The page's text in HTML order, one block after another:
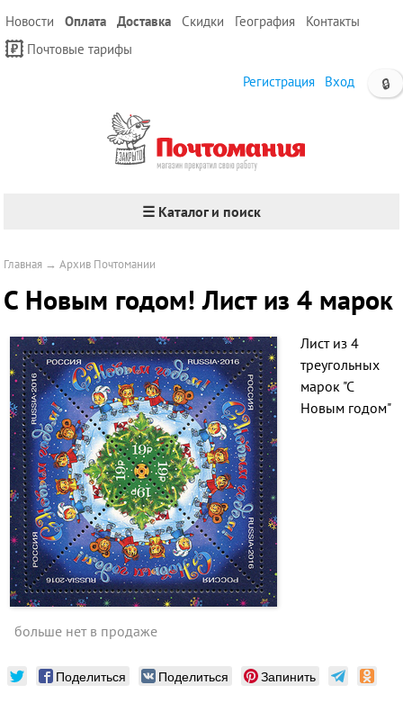
Новости Оплата Доставка Скидки География
Контакты
Почтовые тарифы
🔒
Регистрация Вход
☰ Каталог и поиск
Главная →Архив Почтомании
С Новым годом! Лист из 4 марок
Лист из 4
треугольных
марок "С
Новым годом"
больше нет в продаже
Поделиться Поделиться Запинить